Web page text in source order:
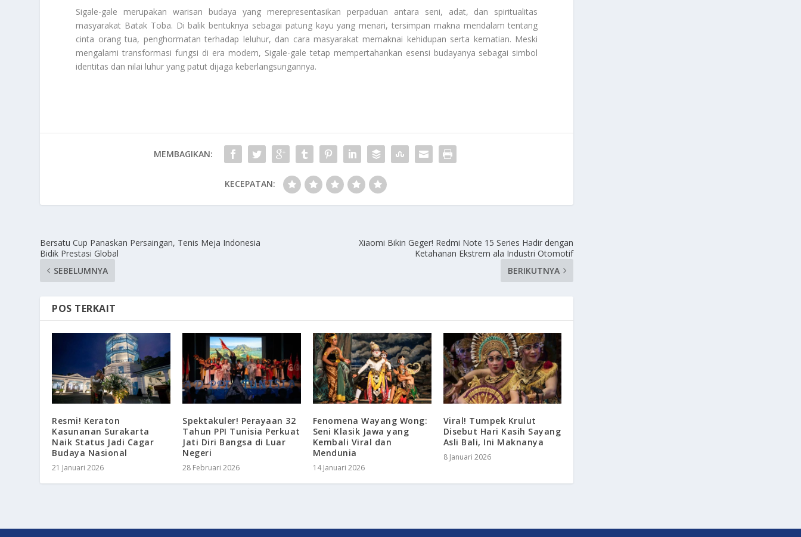
Sigale-gale merupakan warisan budaya yang merepresentasikan perpaduan antara seni, adat, dan spiritualitas
masyarakat Batak Toba. Di balik bentuknya sebagai patung kayu yang menari, tersimpan makna mendalam tentang
cinta orang tua, penghormatan terhadap leluhur, dan cara masyarakat memaknai kehidupan serta kematian. Meski
mengalami transformasi fungsi di era modern, Sigale-gale tetap mempertahankan esensi budayanya sebagai simbol
identitas dan nilai luhur yang patut dijaga keberlangsungannya.
MEMBAGIKAN:
KECEPATAN:
Bersatu Cup Panaskan Persaingan, Tenis Meja Indonesia
Bidik Prestasi Global
SEBELUMNYA
Xiaomi Bikin Geger! Redmi Note 15 Series Hadir dengan
Ketahanan Ekstrem ala Industri Otomotif
BERIKUTNYA
POS TERKAIT
Resmi! Keraton
Kasunanan Surakarta
Naik Status Jadi Cagar
Budaya Nasional
21 Januari 2026
Spektakuler! Perayaan 32
Tahun PPI Tunisia Perkuat
Jati Diri Bangsa di Luar
Negeri
28 Februari 2026
Fenomena Wayang Wong:
Seni Klasik Jawa yang
Kembali Viral dan
Mendunia
14 Januari 2026
Viral! Tumpek Krulut
Disebut Hari Kasih Sayang
Asli Bali, Ini Maknanya
8 Januari 2026